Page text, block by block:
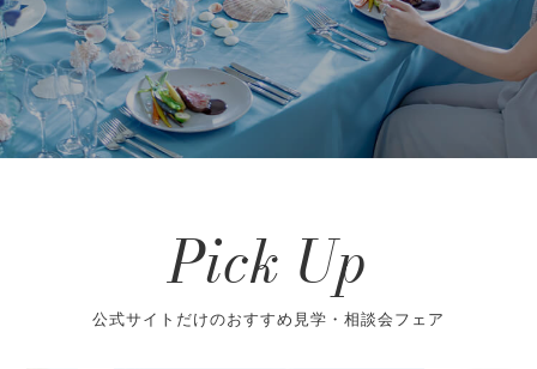
Pick Up
公式サイトだけのおすすめ見学・相談会フェア